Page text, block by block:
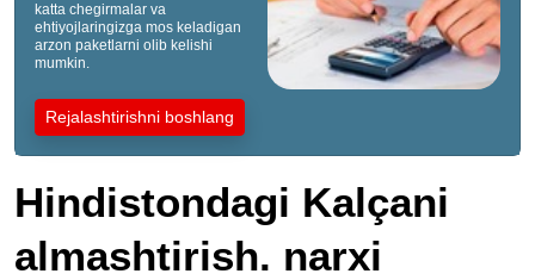
katta chegirmalar va
ehtiyojlaringizga mos keladigan
arzon paketlarni olib kelishi
mumkin.
Rejalashtirishni boshlang
Hindistondagi Kalçani
almashtirish. narxi